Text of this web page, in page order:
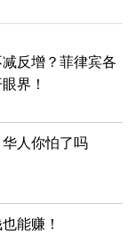
反增？菲律宾各
界！
人你怕了吗
能赚！